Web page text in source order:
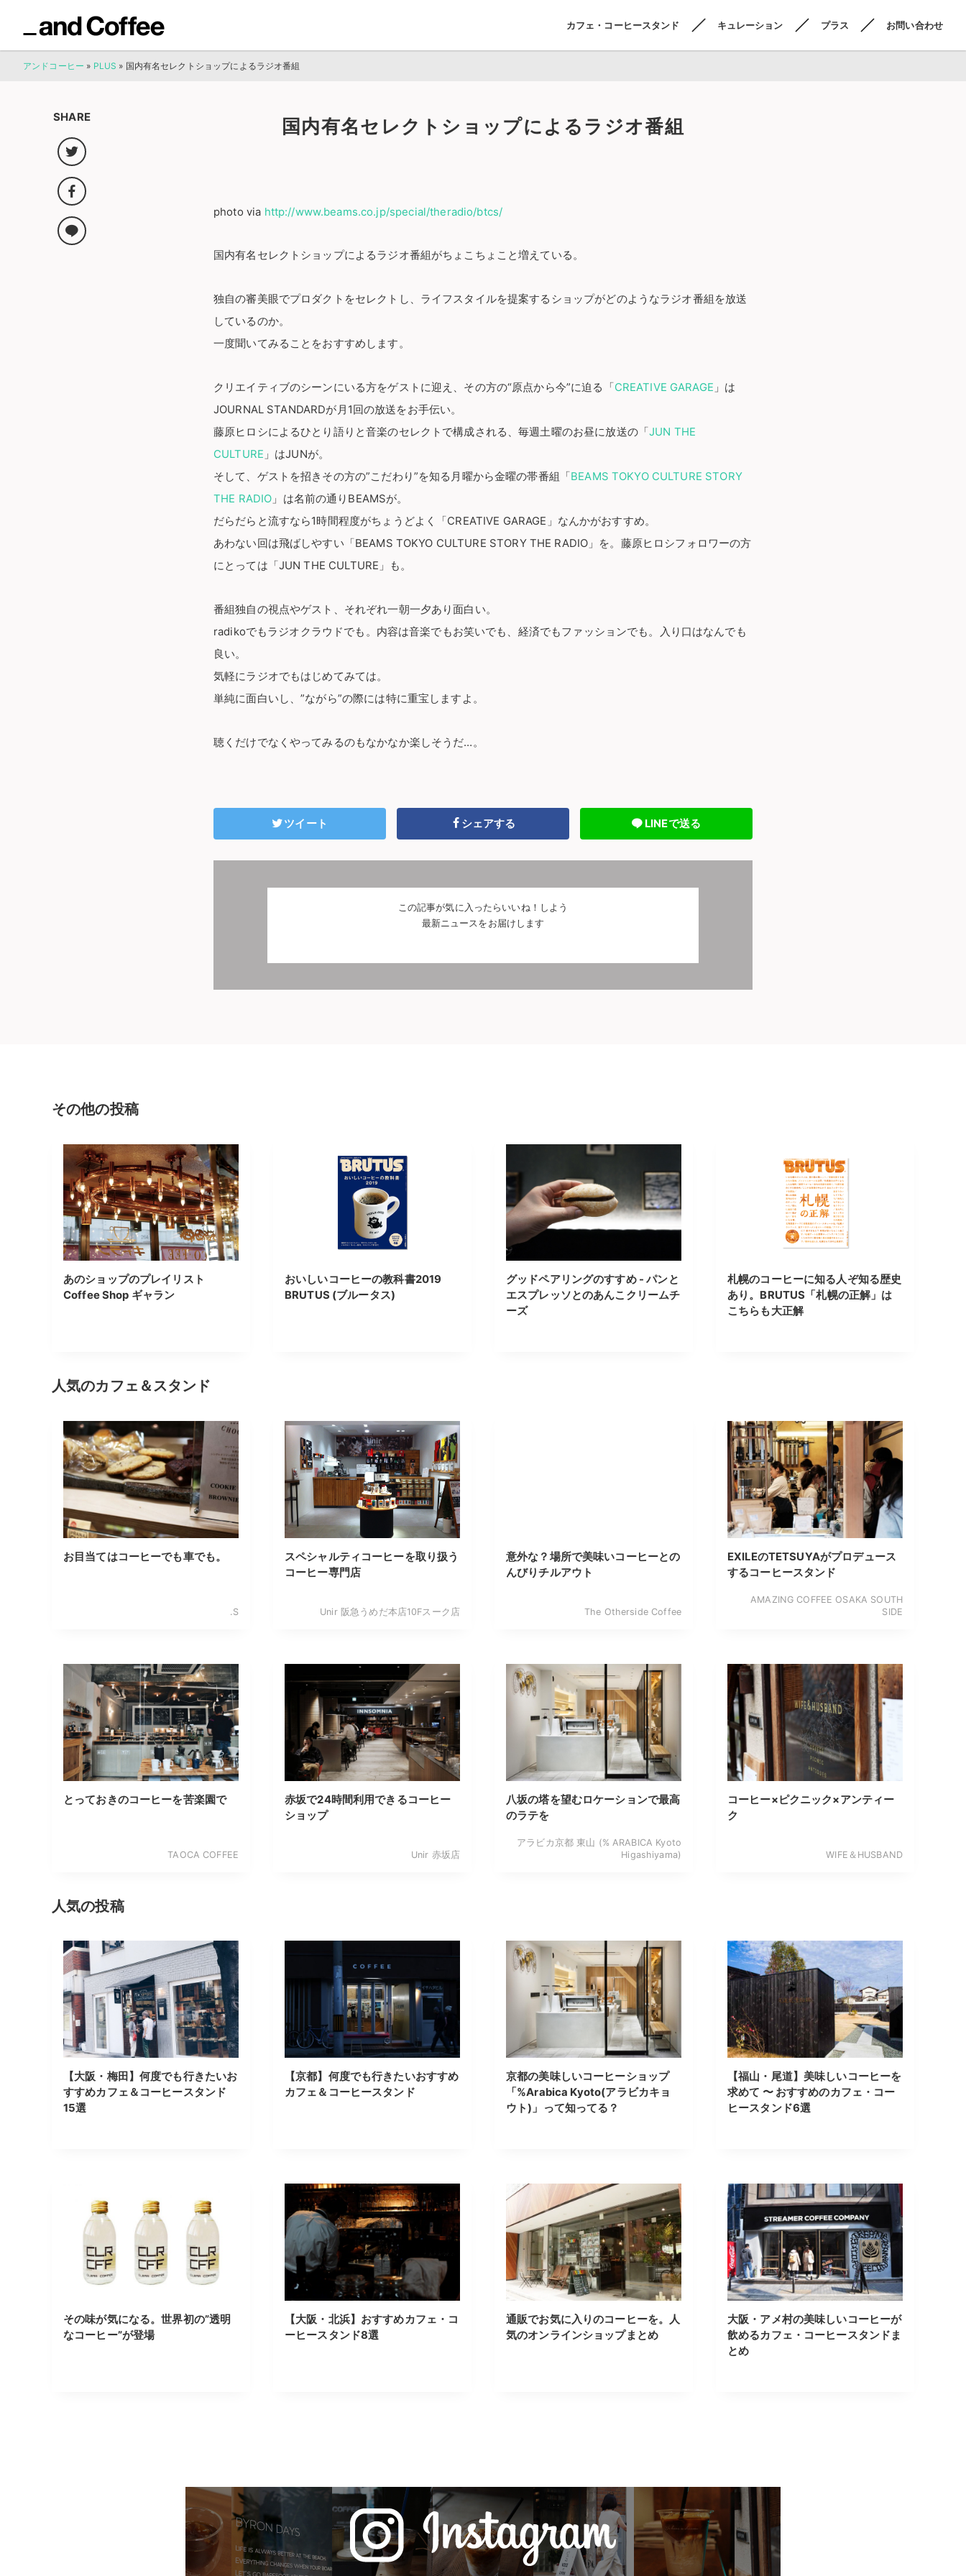
カフェ・コーヒースタンド キュレーション プラス お問い合わせ
アンドコーヒー » PLUS » 国内有名セレクトショップによるラジオ番組
国内有名セレクトショップによるラジオ番組
SHARE
photo via http://www.beams.co.jp/special/theradio/btcs/
国内有名セレクトショップによるラジオ番組がちょこちょこと増えている。
独自の審美眼でプロダクトをセレクトし、ライフスタイルを提案するショップがどのようなラジオ番組を放送
しているのか。
一度聞いてみることをおすすめします。
クリエイティブのシーンにいる方をゲストに迎え、その方の“原点から今”に迫る「CREATIVE GARAGE 」は
JOURNAL STANDARDが月1回の放送をお手伝い。
藤原ヒロシによるひとり語りと音楽のセレクトで構成される、毎週土曜のお昼に放送の「JUN THE
CULTURE 」はJUNが。
そして、ゲストを招きその方の”こだわり”を知る月曜から金曜の帯番組「BEAMS TOKYO CULTURE STORY
THE RADIO 」は名前の通りBEAMSが。
だらだらと流すなら1時間程度がちょうどよく「CREATIVE GARAGE」なんかがおすすめ。
あわない回は飛ばしやすい「BEAMS TOKYO CULTURE STORY THE RADIO」を。藤原ヒロシフォロワーの方
にとっては「JUN THE CULTURE」も。
番組独自の視点やゲスト、それぞれ一朝一夕あり面白い。
radikoでもラジオクラウドでも。内容は音楽でもお笑いでも、経済でもファッションでも。入り口はなんでも
良い。
気軽にラジオでもはじめてみては。
単純に面白いし、”ながら”の際には特に重宝しますよ。
聴くだけでなくやってみるのもなかなか楽しそうだ…。
ツイート シェアする LINEで送る
この記事が気に入ったらいいね！しよう
最新ニュースをお届けします
その他の投稿
あのショップのプレイリスト
Coffee Shop ギャラン
おいしいコーヒーの教科書2019
BRUTUS (ブルータス)
グッドペアリングのすすめ - パンと
エスプレッソとのあんこクリームチ
ーズ
札幌のコーヒーに知る人ぞ知る歴史
あり。BRUTUS「札幌の正解」は
こちらも大正解
人気のカフェ＆スタンド
お目当てはコーヒーでも車でも。
.S
スペシャルティコーヒーを取り扱う
コーヒー専門店
Unir 阪急うめだ本店10Fスーク店
意外な？場所で美味いコーヒーとの
んびりチルアウト
The Otherside Coffee
EXILEのTETSUYAがプロデュース
するコーヒースタンド
AMAZING COFFEE OSAKA SOUTH
SIDE
とっておきのコーヒーを苦楽園で
TAOCA COFFEE
赤坂で24時間利用できるコーヒー
ショップ
Unir 赤坂店
八坂の塔を望むロケーションで最高
のラテを
アラビカ京都 東山 (% ARABICA Kyoto
Higashiyama)
コーヒー×ピクニック×アンティー
ク
WIFE＆HUSBAND
人気の投稿
【大阪・梅田】何度でも行きたいお
すすめカフェ＆コーヒースタンド
15選
【京都】何度でも行きたいおすすめ
カフェ＆コーヒースタンド
京都の美味しいコーヒーショップ
「%Arabica Kyoto(アラビカキョ
ウト)」って知ってる？
【福山・尾道】美味しいコーヒーを
求めて 〜 おすすめのカフェ・コー
ヒースタンド6選
その味が気になる。世界初の”透明
なコーヒー”が登場
【大阪・北浜】おすすめカフェ・コ
ーヒースタンド8選
通販でお気に入りのコーヒーを。人
気のオンラインショップまとめ
大阪・アメ村の美味しいコーヒーが
飲めるカフェ・コーヒースタンドま
とめ